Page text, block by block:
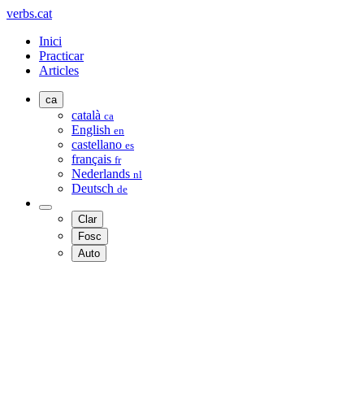
verbs.cat
Inici
Practicar
Articles
ca
català ca
English en
castellano es
français fr
Nederlands nl
Deutsch de
Clar
Fosc
Auto